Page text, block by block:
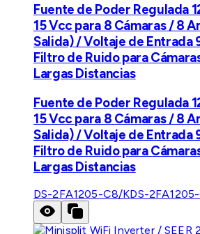
Fuente de Poder Regulada
15 Vcc para 8 Cámaras / 8
Salida) / Voltaje de Entrada
Filtro de Ruido para
Largas Distancias
Fuente de Poder Regulada
15 Vcc para 8 Cámaras / 8
Salida) / Voltaje de Entrada
Filtro de Ruido para
Largas Distancias
DS-2FA1205-C8/KDS-